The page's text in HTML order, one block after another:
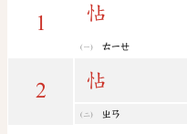
1 怗
ㄊㄧㄝ
2 怗
ㄓㄢ